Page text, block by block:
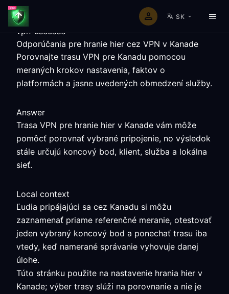
SK
vpn-usecase
Odporúčania pre hranie hier cez VPN v Kanade
Porovnajte trasu VPN pre Kanadu pomocou
meraných krokov nastavenia, faktov o
platformách a jasne uvedených obmedzení služby.
Answer
Trasa VPN pre hranie hier v Kanade vám môže
pomôcť porovnať vybrané pripojenie, no výsledok
stále určujú koncový bod, klient, služba a lokálna
sieť.
Local context
Ľudia pripájajúci sa cez Kanadu si môžu
zaznamenať priame referenčné meranie, otestovať
jeden vybraný koncový bod a ponechať trasu iba
vtedy, keď namerané správanie vyhovuje danej
úlohe.
Túto stránku použite na nastavenie hrania hier v
Kanade; výber trasy slúži na porovnanie a nie je